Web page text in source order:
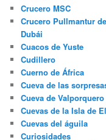
Crucero MSC
Crucero Pullmantur
Dubái
Cuacos de Yuste
Cudillero
Cuerno de África
Cueva de las
Cueva de Valporquero
Cuevas de la Isla de
Cuevas del águila
Curiosidades